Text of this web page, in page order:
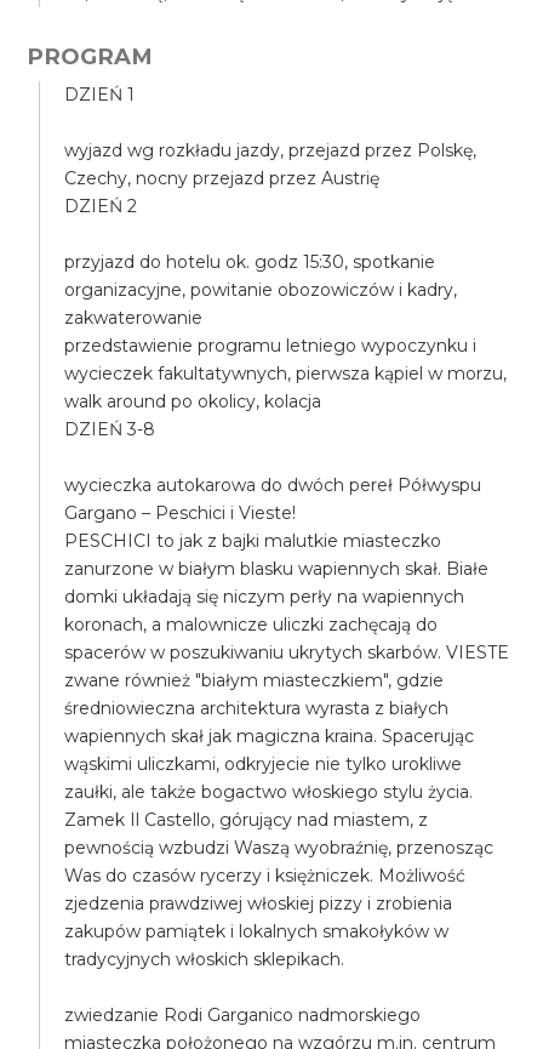
PROGRAM
DZIEŃ 1
wyjazd wg rozkładu jazdy, przejazd przez Polskę,
Czechy, nocny przejazd przez Austrię
DZIEŃ 2
przyjazd do hotelu ok. godz 15:30, spotkanie
organizacyjne, powitanie obozowiczów i kadry,
zakwaterowanie
przedstawienie programu letniego wypoczynku i
wycieczek fakultatywnych, pierwsza kąpiel w morzu,
walk around po okolicy, kolacja
DZIEŃ 3-8
wycieczka autokarowa do dwóch pereł Półwyspu
Gargano – Peschici i Vieste!
PESCHICI to jak z bajki malutkie miasteczko
zanurzone w białym blasku wapiennych skał. Białe
domki układają się niczym perły na wapiennych
koronach, a malownicze uliczki zachęcają do
spacerów w poszukiwaniu ukrytych skarbów. VIESTE
zwane również "białym miasteczkiem", gdzie
średniowieczna architektura wyrasta z białych
wapiennych skał jak magiczna kraina. Spacerując
wąskimi uliczkami, odkryjecie nie tylko urokliwe
zaułki, ale także bogactwo włoskiego stylu życia.
Zamek Il Castello, górujący nad miastem, z
pewnością wzbudzi Waszą wyobraźnię, przenosząc
Was do czasów rycerzy i księżniczek. Możliwość
zjedzenia prawdziwej włoskiej pizzy i zrobienia
zakupów pamiątek i lokalnych smakołyków w
tradycyjnych włoskich sklepikach.
zwiedzanie Rodi Garganico nadmorskiego
miasteczka położonego na wzgórzu m.in. centrum